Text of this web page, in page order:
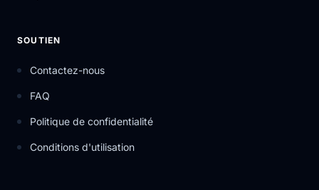
SOUTIEN
Contactez-nous
FAQ
Politique de confidentialité
Conditions d'utilisation